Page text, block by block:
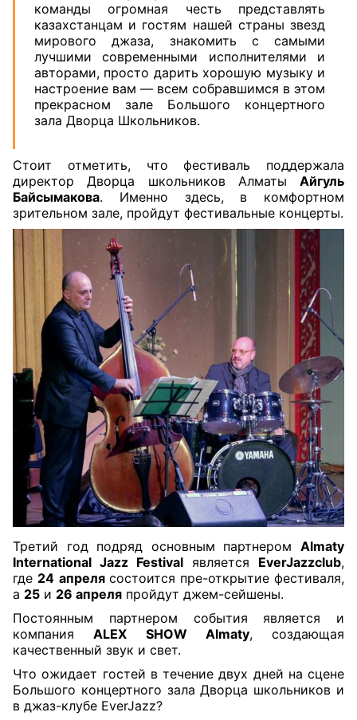
команды огромная честь представлять
казахстанцам и гостям нашей страны звезд
мирового джаза, знакомить с самыми
лучшими современными исполнителями и
авторами, просто дарить хорошую музыку и
настроение вам — всем собравшимся в этом
прекрасном зале Большого концертного
зала Дворца Школьников.
Стоит отметить, что фестиваль поддержала
директор Дворца школьников Алматы Айгуль
Байсымакова. Именно здесь, в комфортном
зрительном зале, пройдут фестивальные концерты.
Третий год подряд основным партнером Almaty
International Jazz Festival является EverJazzclub,
где 24 апрелясостоится пре-открытие фестиваля,
а 25 и 26 апреля пройдут джем-сейшены.
Постоянным партнером события является и
компанияALEX SHOW Almaty, создающая
качественный звук и свет.
Что ожидает гостей в течение двух дней на сцене
Большого концертного зала Дворца школьников и
в джаз-клубе EverJazz?